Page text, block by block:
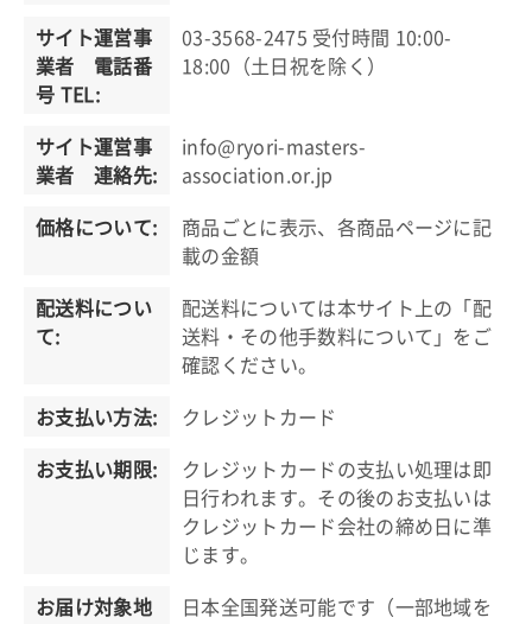
サイト運営事
業者 電話番
号 TEL:
03-3568-2475 受付時間 10:00-
18:00（土日祝を除く）
サイト運営事
業者 連絡先:
info@ryori-masters-
association.or.jp
価格について:
商品ごとに表示、各商品ページに記
載の金額
配送料につい
て:
配送料については本サイト上の「配
送料・その他手数料について」をご
確認ください。
お支払い方法:
クレジットカード
お支払い期限:
クレジットカードの支払い処理は即
日行われます。その後のお支払いは
クレジットカード会社の締め日に準
じます。
お届け対象地
日本全国発送可能です（一部地域を